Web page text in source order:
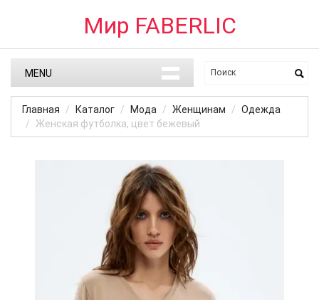
Мир FABERLIC
MENU
Главная Каталог Мода Женщинам
Одежда
Женская футболка, цвет бежевый